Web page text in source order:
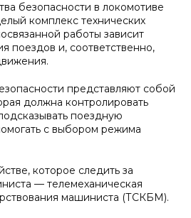
безопасности в локомотиве
комплекс технических
работы зависит
поездов и, соответственно,
представляют собой
должна контролировать
поездную
с выбором режима
которое следить за
— телемеханическая
машиниста (ТСКБМ).